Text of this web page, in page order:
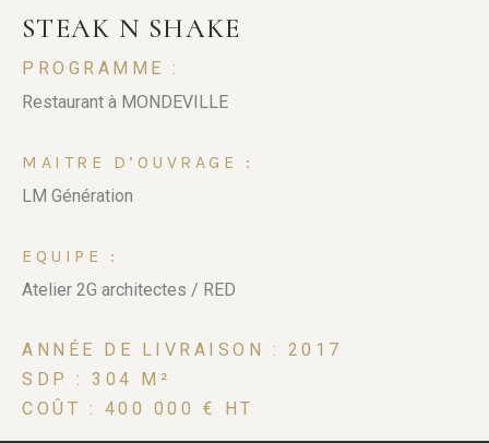
STEAK N SHAKE
PROGRAMME :
Restaurant à MONDEVILLE
MAITRE D’OUVRAGE :
LM Génération
EQUIPE :
Atelier 2G architectes / RED
ANNÉE DE LIVRAISON : 2017
SDP : 304 M²
COÛT : 400 000 € HT